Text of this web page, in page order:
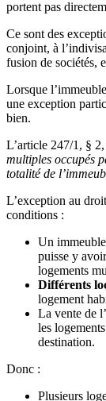
portent pas
Ce sont des
conjoint, à
fusion de sociétés,
Lorsque
une exception
bien.
L’article 247/1, §
multiples occupés
totalité de
L’exception au
conditions :
Un
puisse y
logements
Différents
logement
La vente de
les
destination.
Donc :
Plusieurs